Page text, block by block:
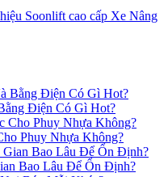
Xe Nâng
Điện Có Gì Hot?
Phuy Nhựa Không?
Bao Lâu Để Ổn Định?